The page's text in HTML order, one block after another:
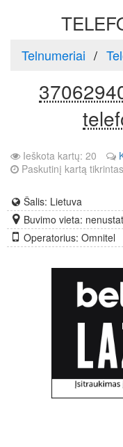
Telnumeriai
Ieškota kartų: 20
Paskutinį kartą
Šalis: Lietuva
Buvimo vieta:
Operatorius: Omnitel